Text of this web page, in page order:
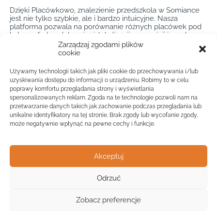
Zarządzaj zgodami plików
cookie
Używamy technologii takich jak pliki cookie do przechowywania i/lub
uzyskiwania dostępu do informacji o urządzeniu. Robimy to w celu
poprawy komfortu przeglądania strony i wyświetlania
spersonalizowanych reklam. Zgoda na te technologie pozwoli nam na
przetwarzanie danych takich jak zachowanie podczas przeglądania lub
unikalne identyfikatory na tej stronie. Brak zgody lub wycofanie zgody,
może negatywnie wpłynąć na pewne cechy i funkcje.
Akceptuj
Odrzuć
Zobacz preferencje
Dzięki Placówkowo, znalezienie przedszkola w Somiance
jest nie tylko szybkie, ale i bardzo intuicyjne. Nasza
platforma pozwala na porównanie różnych placówek pod
kątem oferty edukacyjnej, lokalizacji oraz opinii innych
rodziców. Przedszkole Somianka to hasło, które wpisując w
naszą wyszukiwarkę, otworzy przed Tobą drzwi do
Niezależnie od tego, czy szukasz przedszkola z naciskiem
na naukę języków obcych, czy placówki z bogatym
programem artystycznym, w Somiance z pewnością
znajdziesz coś odpowiedniego dla swojego dziecka.
Dzięki Placówkowo, wybór przedszkola w Somiance nigdy
nie był prostszy. Nasza platforma to nieocenione narzędzie
dla rodziców, którzy pragną zapewnić swoim dzieciom jak
przestrzeń, w której dzieci mogą rozwijać swoje pasje i
zainteresowania, zyskując jednocześnie cenne
umiejętności na przyszłość. Wybierając przedszkole w
Somiance, stawiasz na jakość i zaangażowanie, które z
pewnością zaowocują w przyszłości.
Widok mapy